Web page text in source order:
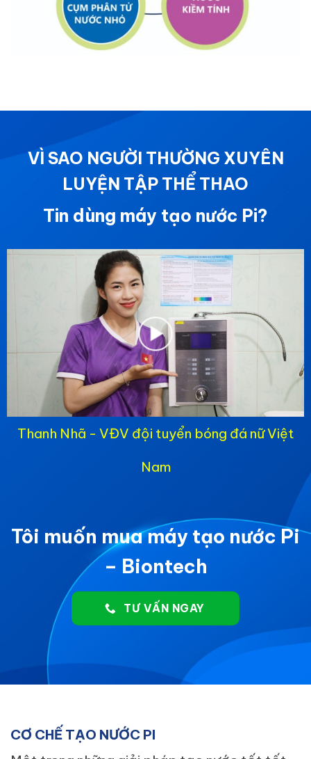
VÌ SAO NGƯỜI THƯỜNG XUYÊN
LUYỆN TẬP THỂ THAO
Tin dùng máy tạo nước Pi?
Thanh Nhã - VĐV đội tuyển bóng đá nữ Việt
Nam
Tôi muốn mua máy tạo nước Pi
– Biontech
TƯ VẤN NGAY
CƠ CHẾ TẠO NƯỚC PI